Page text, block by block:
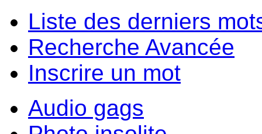
Liste des derniers
Recherche Avancée
Inscrire un mot
Audio gags